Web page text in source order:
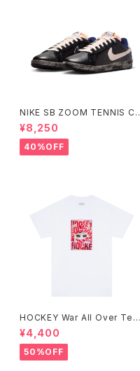
NIKE SB ZOOM TENNIS CL
ASSIC QS "RASSVET" ナイ
キエスビー ズーム テニスクラシ
ック ラスベート Small Size
¥8,250
40%OFF
HOCKEY War All Over Tee
ホワイト
¥4,400
50%OFF